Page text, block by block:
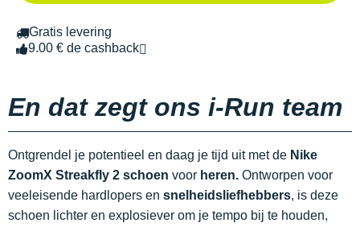
Gratis levering
9.00 € de cashback
En dat zegt ons i-Run team
Ontgrendel je potentieel en daag je tijd uit met de Nike
ZoomX Streakfly 2 schoen voor heren. Ontworpen voor
veeleisende hardlopers en snelheidsliefhebbers, is deze
schoen lichter en explosiever om je tempo bij te houden,